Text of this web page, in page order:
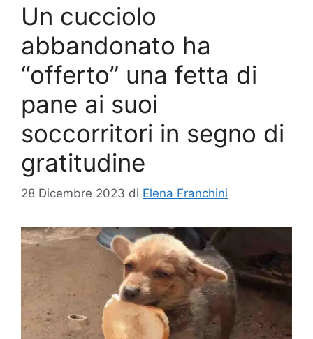
Un cucciolo
abbandonato ha
“offerto” una fetta di
pane ai suoi
soccorritori in segno di
gratitudine
28 Dicembre 2023 di Elena Franchini